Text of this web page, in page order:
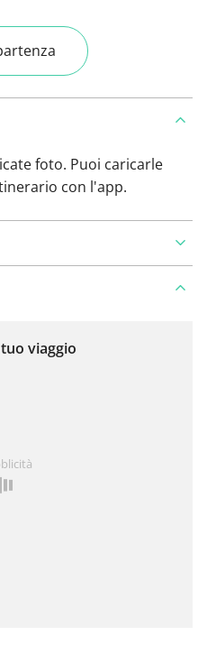
foto. Puoi caricarle
con l'app.
viaggio